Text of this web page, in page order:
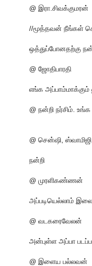
@ இரா.சிவக்குமரன்
//மூத்தவன் நீங்கள்
ஒத்துப்போனதற்கு
@ ஜோதிபாரதி
எங்க
@ நன்றி நர்சிம். உங்க
@ சென்ஷி,
நன்றி
@ முரளிகண்ணன்
அப்படியெல்லாம்
@ வடகரைவேலன்
அன்புள்ள அப்பா
@ இளைய பல்லவன்